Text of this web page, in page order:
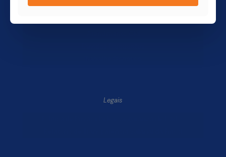
Onde Estamos
Legais